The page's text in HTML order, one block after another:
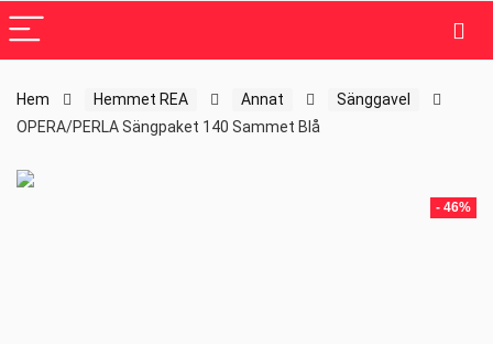
Hem Hemmet REA Annat
Sänggavel
OPERA/PERLA Sängpaket 140 Sammet Blå
- 46%